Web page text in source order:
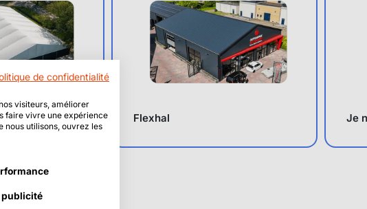
isolée Flexhal Je
de confidentialité
visiteurs, améliorer
faire vivre une expérience
nous utilisons, ouvrez les
publicité